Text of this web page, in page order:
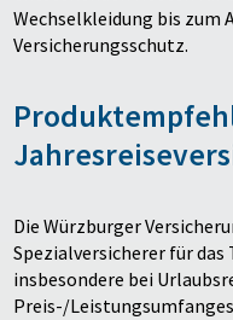
Wechselkleidung bis zum
Versicherungsschutz.
Die Würzburger
Spezialversicherer für das
insbesondere bei
Preis-/